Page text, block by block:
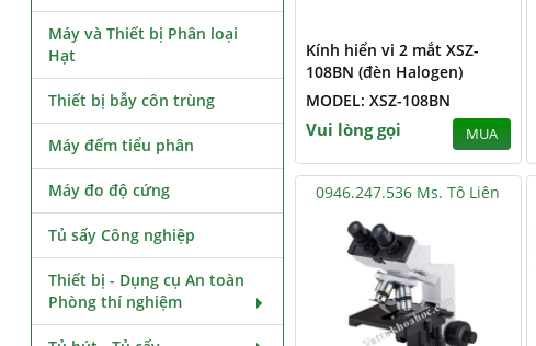
Kính hiển vi 2 mắt XSZ-
108BN (đèn Halogen)
MODEL: XSZ-108BN
Vui lòng gọi MUA
0946.247.536 Ms. Tô Liên
Máy và Thiết bị Phân loại
Hạt
Thiết bị bẫy côn trùng
Máy đếm tiểu phân
Máy đo độ cứng
Tủ sấy Công nghiệp
Thiết bị - Dụng cụ An toàn
Phòng thí nghiệm